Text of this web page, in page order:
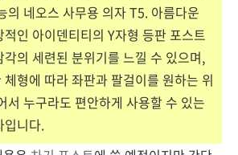
의 네오스 사무용 의자 T5. 아름다운
인 아이덴티티의 Y자형 등판 포스트
의 세련된 분위기를 느낄 수 있으며,
형에 따라 좌판과 팔걸이를 원하는 위
서 누구라도 편안하게 사용할 수 있는
입니다.